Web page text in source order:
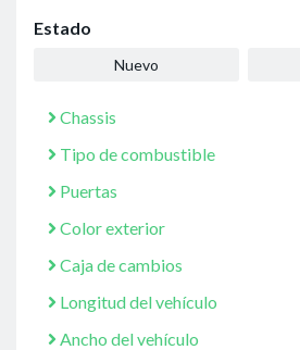
Estado
Nuevo
Chassis
Tipo de combustible
Puertas
Color exterior
Caja de cambios
Longitud del vehículo
Ancho del vehículo